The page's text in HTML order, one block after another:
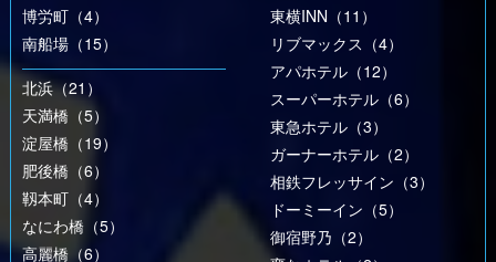
博労町（4）
南船場（15）
北浜（21）
天満橋（5）
淀屋橋（19）
肥後橋（6）
靱本町（4）
なにわ橋（5）
高麗橋（6）
東横INN（11）
リブマックス（4）
アパホテル（12）
スーパーホテル（6）
東急ホテル（3）
ガーナーホテル（2）
相鉄フレッサイン（3）
ドーミーイン（5）
御宿野乃（2）